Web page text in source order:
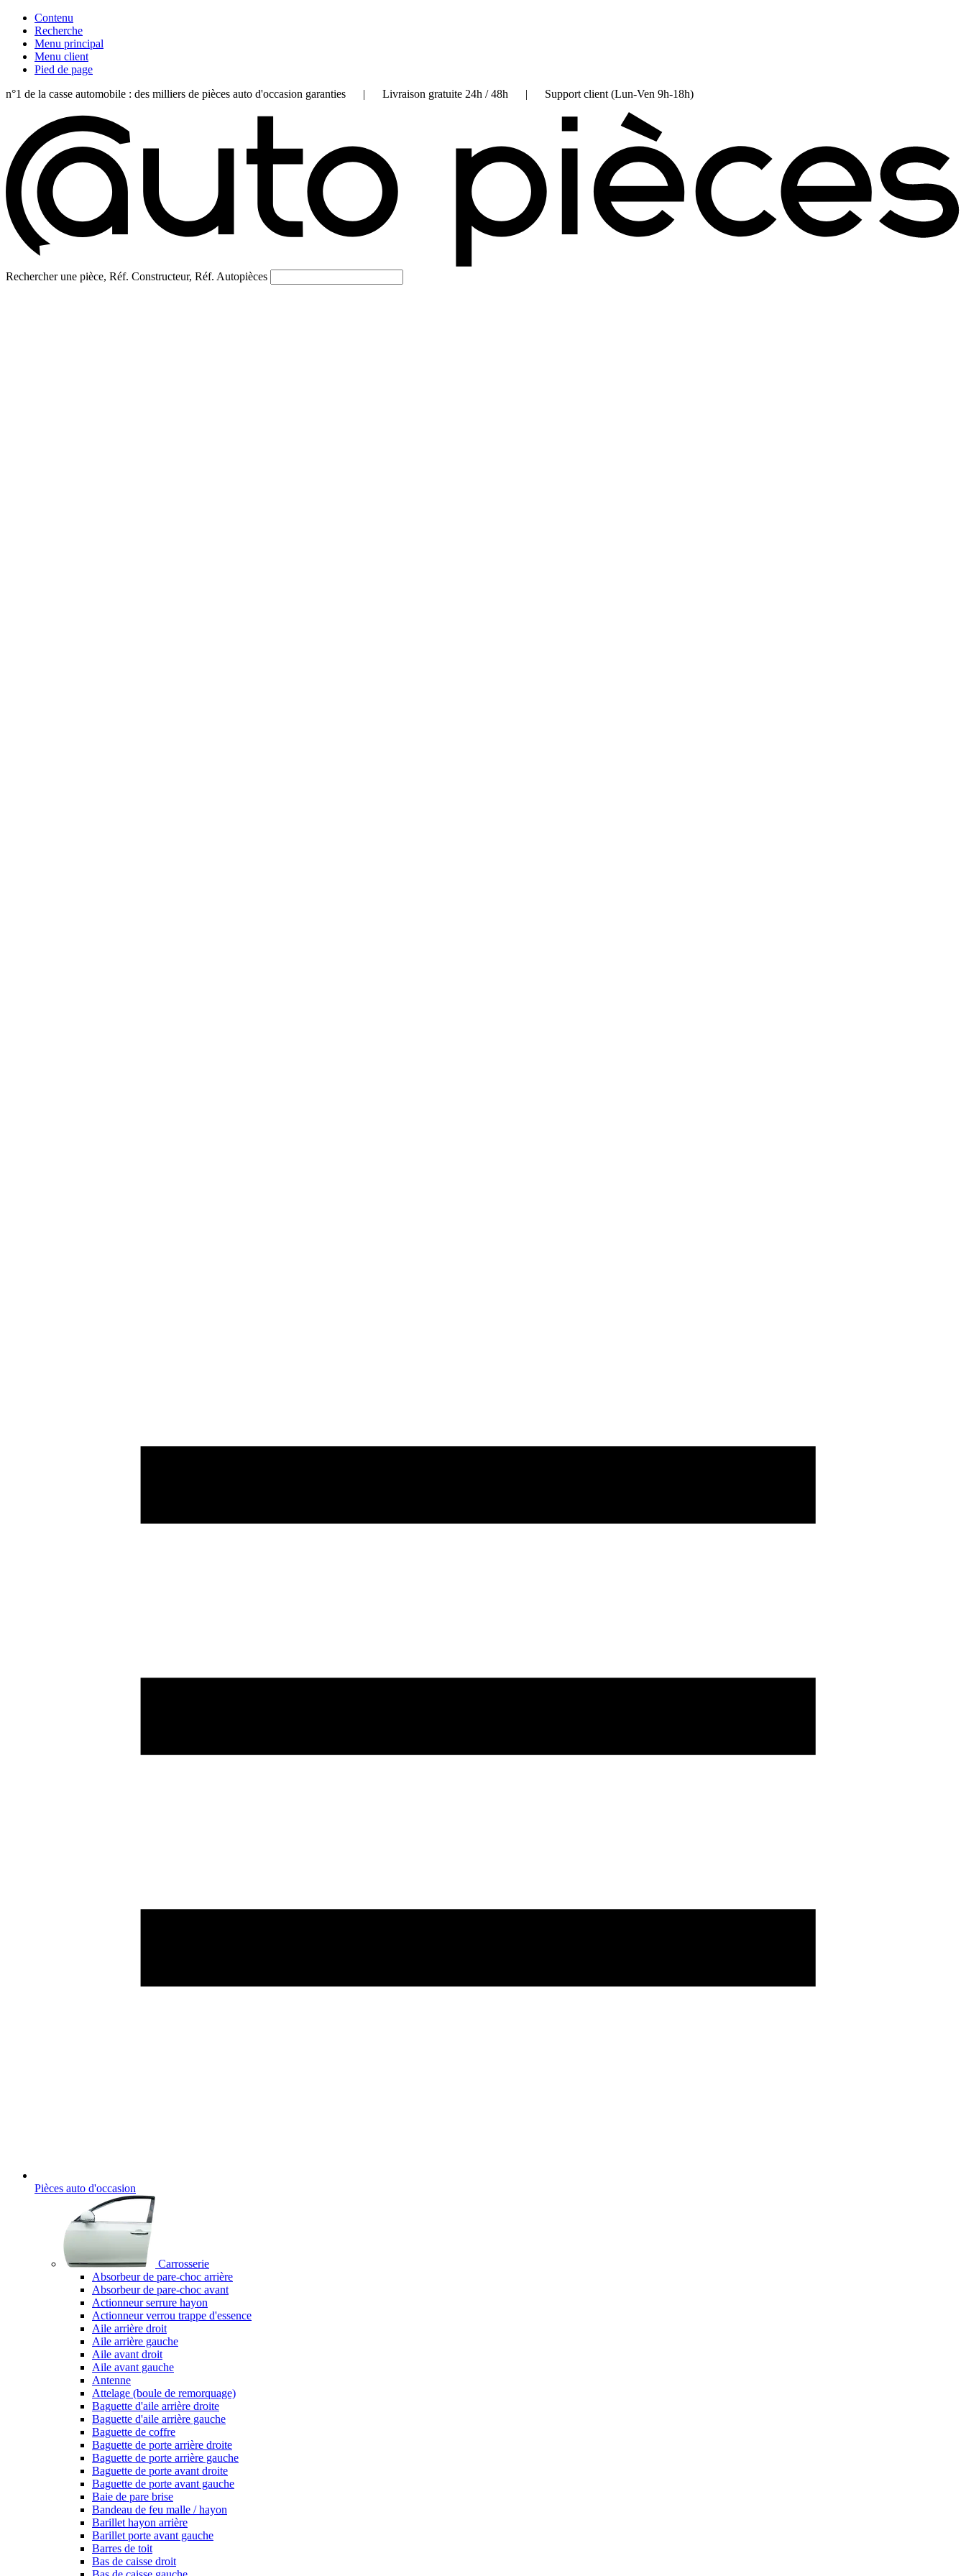
Contenu
Recherche
Menu principal
Menu client
Pied de page
n°1 de la casse automobile : des milliers de pièces auto d'occasion garanties | Livraison gratuite 24h / 48h | Support client (Lun-Ven 9h-18h)
Rechercher une pièce, Réf. Constructeur, Réf. Autopièces
Pièces auto d'occasion
Carrosserie
Absorbeur de pare-choc arrière
Absorbeur de pare-choc avant
Actionneur serrure hayon
Actionneur verrou trappe d'essence
Aile arrière droit
Aile arrière gauche
Aile avant droit
Aile avant gauche
Antenne
Attelage (boule de remorquage)
Baguette d'aile arrière droite
Baguette d'aile arrière gauche
Baguette de coffre
Baguette de porte arrière droite
Baguette de porte arrière gauche
Baguette de porte avant droite
Baguette de porte avant gauche
Baie de pare brise
Bandeau de feu malle / hayon
Barillet hayon arrière
Barillet porte avant gauche
Barres de toit
Bas de caisse droit